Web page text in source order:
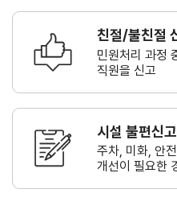
친절/불친절
민원처리 과정
직원을 신고
시설 불편신고
주차, 미화, 안
개선이 필요한